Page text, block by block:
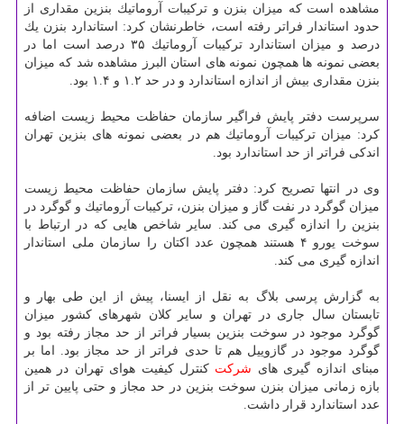
مشاهده است كه میزان بنزن و تركیبات آروماتیك بنزین مقداری از
حدود استاندار فراتر رفته است، خاطرنشان كرد: استاندارد بنزن یك
درصد و میزان استاندارد تركیبات آروماتیك ۳۵ درصد است اما در
بعضی نمونه ها همچون نمونه های استان البرز مشاهده شد كه میزان
بنزن مقداری بیش از اندازه استاندارد و در حد ۱.۲ و ۱.۴ بود.
سرپرست دفتر پایش فراگیر سازمان حفاظت محیط زیست اضافه
كرد: میزان تركیبات آروماتیك هم در بعضی نمونه های بنزین تهران
اندكی فراتر از حد استاندارد بود.
وی در انتها تصریح كرد: دفتر پایش سازمان حفاظت محیط زیست
میزان گوگرد در نفت گاز و میزان بنزن، تركیبات آروماتیك و گوگرد در
بنزین را اندازه گیری می كند. سایر شاخص هایی كه در ارتباط با
سوخت یورو ۴ هستند همچون عدد اكتان را سازمان ملی استاندار
اندازه گیری می كند.
به گزارش پرسی بلاگ به نقل از ایسنا، پیش از این طی بهار و
تابستان سال جاری در تهران و سایر كلان شهرهای كشور میزان
گوگرد موجود در سوخت بنزین بسیار فراتر از حد مجاز رفته بود و
گوگرد موجود در گازوییل هم تا حدی فراتر از حد مجاز بود. اما بر
مبنای اندازه گیری های شركت كنترل كیفیت هوای تهران در همین
بازه زمانی میزان بنزن سوخت بنزین در حد مجاز و حتی پایین تر از
عدد استاندارد قرار داشت.